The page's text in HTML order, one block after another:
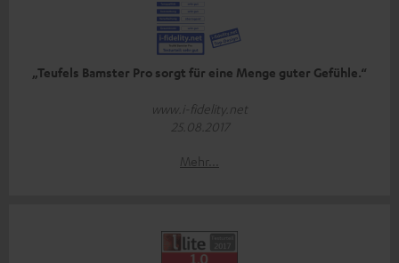
„Teufels Bamster Pro sorgt für eine Menge guter Gefühle.“
www.i-fidelity.net
25.08.2017
Mehr...